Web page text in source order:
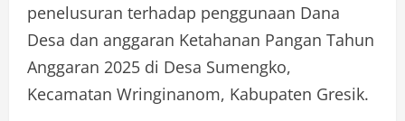
penelusuran terhadap penggunaan Dana
Desa dan anggaran Ketahanan Pangan Tahun
Anggaran 2025 di Desa Sumengko,
Kecamatan Wringinanom, Kabupaten Gresik.